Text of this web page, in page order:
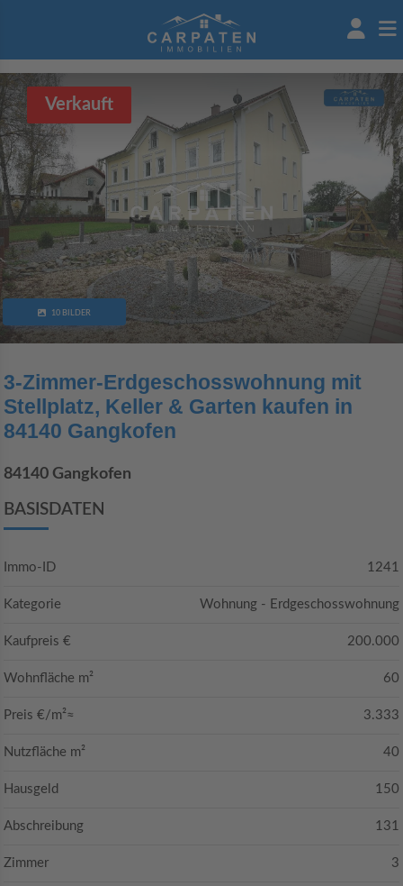
Verkauft
10 BILDER
3-Zimmer-Erdgeschosswohnung mit
Stellplatz, Keller & Garten kaufen in
84140 Gangkofen
84140 Gangkofen
BASISDATEN
Immo-ID 1241
Kategorie Wohnung - Erdgeschosswohnung
Kaufpreis € 200.000
Wohnfläche m² 60
Preis €/m²≈ 3.333
Nutzfläche m² 40
Hausgeld 150
Abschreibung 131
Zimmer 3